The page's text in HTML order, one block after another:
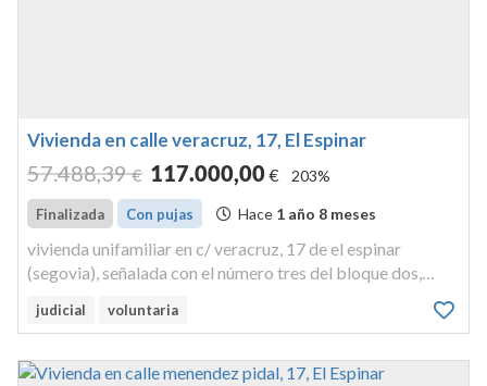
Vivienda en calle veracruz, 17, El Espinar
57.488,39 € 117.000,00€ 203%
Finalizada Con pujas Hace 1 año 8 meses
vivienda unifamiliar en c/ veracruz, 17 de el espinar
(segovia), señalada con el número tres del bloque dos,
posterior de tres, denominadas primera destinada a
judicial voluntaria